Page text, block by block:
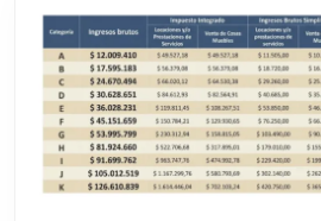
precios
de
Massalin
desde
agosto
2026